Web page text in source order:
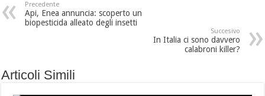
Precedente
Api, Enea annuncia: scoperto un
biopesticida alleato degli insetti
Succesivo
In Italia ci sono davvero
calabroni killer?
Articoli Simili